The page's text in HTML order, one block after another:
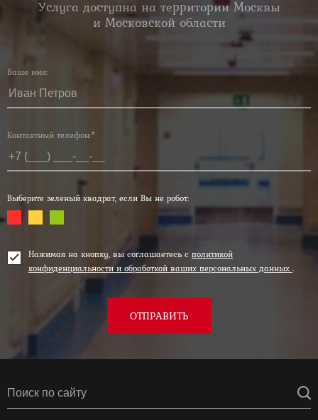
Услуга доступна на территории Москвы
и Московской области
Ваше имя:
Контактный телефон:*
Выберите зеленый квадрат, если Вы не робот:
Нажимая на кнопку, вы соглашаетесь с политикой
конфиденциальности и обработкой ваших персональных данных .
ОТПРАВИТЬ